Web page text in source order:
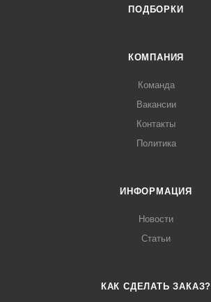
ПОДБОРКИ
КОМПАНИЯ
Команда
Вакансии
Контакты
Политика
ИНФОРМАЦИЯ
Новости
Статьи
КАК СДЕЛАТЬ ЗАКАЗ?